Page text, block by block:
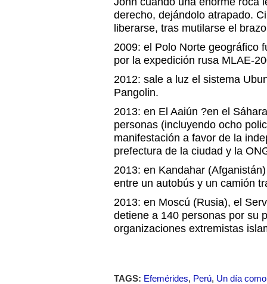
derecho, dejándolo atrapado.
liberarse, tras mutilarse el
2009: el Polo Norte geográfico
por la expedición rusa MLAE-
2012: sale a luz el sistema
Pangolin.
2013: en El Aaiún ?en el
personas (incluyendo ocho
manifestación a favor de la
prefectura de la ciudad y la
2013: en Kandahar
entre un autobús y un camión
2013: en Moscú (Rusia), el
detiene a 140 personas por su
organizaciones extremistas
TAGS: Efemérides, Perú, Un día